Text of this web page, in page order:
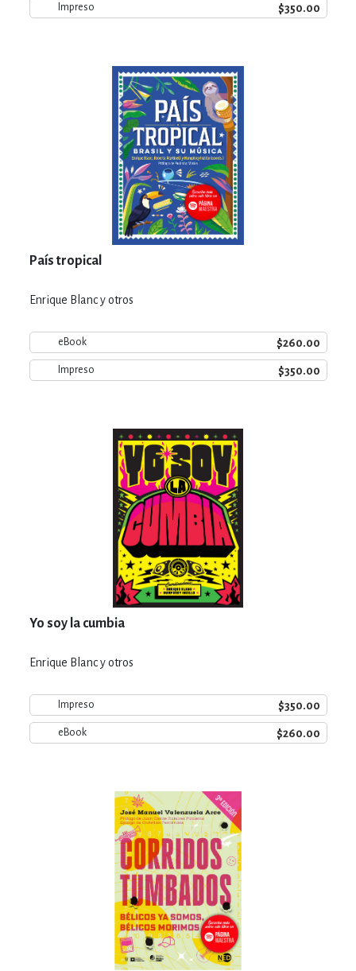
Impreso $350.00
País tropical
Enrique Blanc y otros
eBook $260.00
Impreso $350.00
Yo soy la cumbia
Enrique Blanc y otros
Impreso $350.00
eBook $260.00